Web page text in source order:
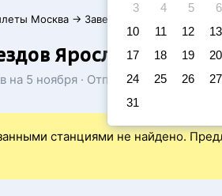
3
4 5 6
10
11 12 13
17
18 19 20
24
25 26 27
31
Москва → Заветы Ильича
Ярославский
на 5 ноября · Отправление и
станциями не найдено.